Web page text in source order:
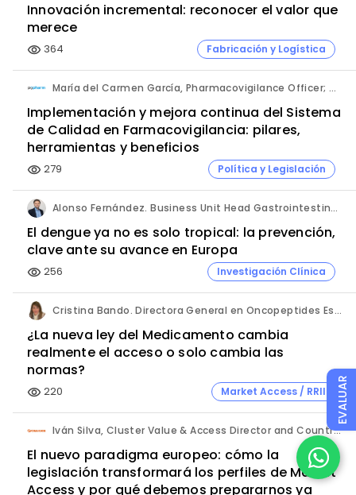
Innovación incremental: reconocer el valor que
merece
visibility 364 Fabricación y Logística
María del Carmen García, Pharmacovigilance Officer; Mayte Alonso, Head of Operations; y José Alberto Ayala, CEO. PVpharm.
Implementación y mejora continua del Sistema
de Calidad en Farmacovigilancia: pilares,
herramientas y beneficios
visibility 279 Política y Legislación
Alonso Fernández. Business Unit Head Gastrointestinal & Vaccines. Takeda España.
El dengue ya no es solo tropical: la prevención,
clave ante su avance en Europa
visibility 256 Investigación Clínica
Cristina Bando. Directora General en Oncopeptides España y Directora del Programa Executive de Market Access de Cesif.
¿La nueva ley del Medicamento cambia
realmente el acceso o solo cambia las
normas?
visibility 220 Market Access / RRII
Iván Silva, Cluster Value & Access Director and Country Manager Spain y Natalia Montero, Market Access Intern. Kyowa Kirin.
El nuevo paradigma europeo: cómo la
legislación transformará los perfiles de Market
Access y por qué debemos prepararnos ya
EVALUAR